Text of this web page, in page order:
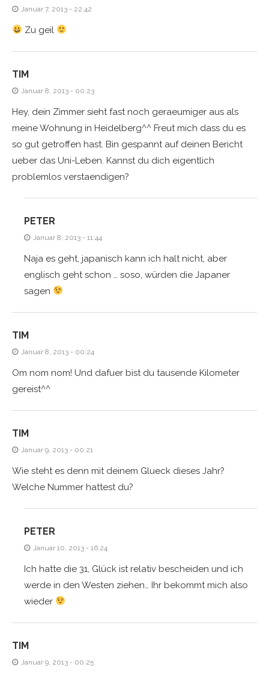
Januar 7, 2013 - 22:42
Zu geil
TIM
Januar 8, 2013 - 00:23
Hey, dein Zimmer sieht fast noch geraeumiger aus als
meine Wohnung in Heidelberg^^ Freut mich dass du es
so gut getroffen hast. Bin gespannt auf deinen Bericht
ueber das Uni-Leben. Kannst du dich eigentlich
problemlos verstaendigen?
PETER
Januar 8, 2013 - 11:44
Naja es geht, japanisch kann ich halt nicht, aber
englisch geht schon … soso, würden die Japaner
sagen
TIM
Januar 8, 2013 - 00:24
Om nom nom! Und dafuer bist du tausende Kilometer
gereist^^
TIM
Januar 9, 2013 - 00:21
Wie steht es denn mit deinem Glueck dieses Jahr?
Welche Nummer hattest du?
PETER
Januar 10, 2013 - 16:24
Ich hatte die 31, Glück ist relativ bescheiden und ich
werde in den Westen ziehen… Ihr bekommt mich also
wieder
TIM
Januar 9, 2013 - 00:25